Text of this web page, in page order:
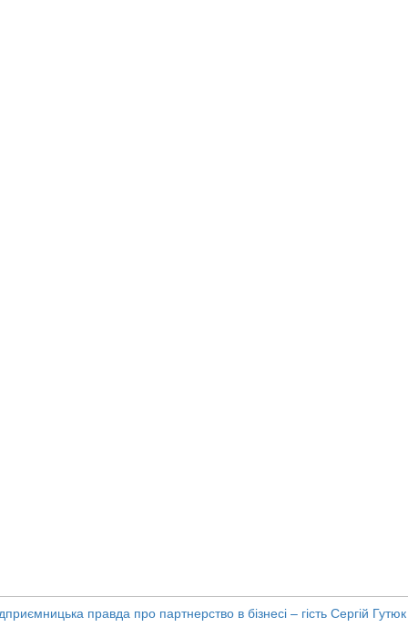
правда про партнерство в бізнесі – гість Сергій Гутюк